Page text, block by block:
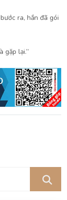
ra, hắn đã gói
gặp lại.”